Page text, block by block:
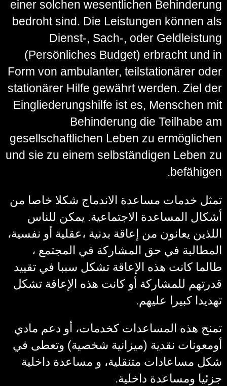
einer solchen wesentlichen Behinderung
bedroht sind. Die Leistungen können als
Dienst-, Sach-, oder Geldleistung
(Persönliches Budget) erbracht und in
Form von ambulanter, teilstationärer oder
stationärer Hilfe gewährt werden. Ziel der
Eingliederungshilfe ist es, Menschen mit
Behinderung die Teilhabe am
gesellschaftlichen Leben zu ermöglichen
und sie zu einem selbständigen Leben zu
befähigen.
تمثل خدمات مساعدة الاندماج شكلا خاصا من
أشكال المساعدة الاجتماعية. يمكن للناس
اللذين يعانون من إعاقة بدنية ،عقلية أو نفسية،
المطالبة في حق المشاركة في المجتمع ،
طالما كانت هذه الإعاقة تشكل سببا في تقييد
قدرتهم للمشاركة أو كانت هذه الإعاقة تشكل
تهديدا كبيرا عليهم.
تمنح هذه المساعدات كخدمات، أو دعم مادي
أومعونات نقدية (ميزانية شخصية) وتعطى في
شكل مساعادات متنقلية، و مساعدة داخلية
جزئيا ومساعدة داخلية.